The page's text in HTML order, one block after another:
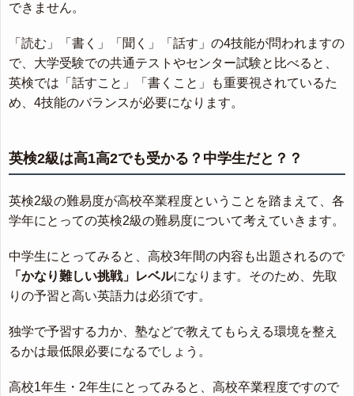
できません。
「読む」「書く」「聞く」「話す」の4技能が問われますの
で、大学受験での共通テストやセンター試験と比べると、
英検では「話すこと」「書くこと」も重要視されているた
め、4技能のバランスが必要になります。
英検2級は高1高2でも受かる？中学生だと？？
英検2級の難易度が高校卒業程度ということを踏まえて、各
学年にとっての英検2級の難易度について考えていきます。
中学生にとってみると、高校3年間の内容も出題されるので
「かなり難しい挑戦」レベルになります。そのため、先取
りの予習と高い英語力は必須です。
独学で予習する力か、塾などで教えてもらえる環境を整え
るかは最低限必要になるでしょう。
高校1年生・2年生にとってみると、高校卒業程度ですので